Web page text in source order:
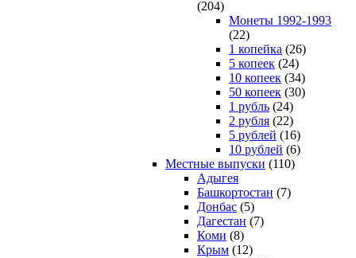
(204)
Монеты 1992-1993
(22)
1 копейка (26)
5 копеек (24)
10 копеек (34)
50 копеек (30)
1 рубль (24)
2 рубля (22)
5 рублей (16)
10 рублей (6)
Местные выпуски (110)
Адыгея
Башкортостан (7)
Донбас (5)
Дагестан (7)
Коми (8)
Крым (12)